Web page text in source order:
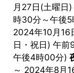
月27日(土曜日
時30分～午後
2024年10月16
日・祝日) 午
午後4時00分)
～ 2024年8月